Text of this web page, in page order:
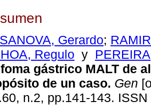
Gerardo;
Regulo y
gástrico MALT de
de un caso. Gen
n.2, pp.141-143.